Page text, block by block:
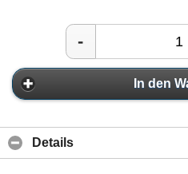
-
In den
Details